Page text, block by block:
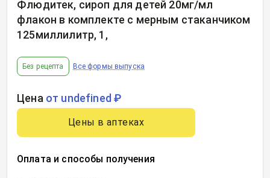
Флюдитек, сироп для детей 20мг/мл
флакон в комплекте с мерным стаканчиком
125миллилитр, 1 ,
Без рецепта Все формы выпуска
Цена от undefined ₽
Цены в аптеках
Оплата и способы получения